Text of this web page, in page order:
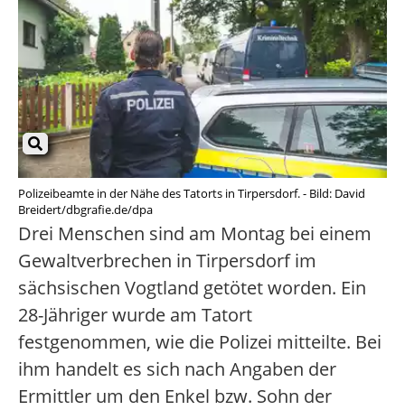
Polizeibeamte in der Nähe des Tatorts in Tirpersdorf. - Bild: David
Breidert/dbgrafie.de/dpa
Drei Menschen sind am Montag bei einem
Gewaltverbrechen in Tirpersdorf im
sächsischen Vogtland getötet worden. Ein
28-Jähriger wurde am Tatort
festgenommen, wie die Polizei mitteilte. Bei
ihm handelt es sich nach Angaben der
Ermittler um den Enkel bzw. Sohn der